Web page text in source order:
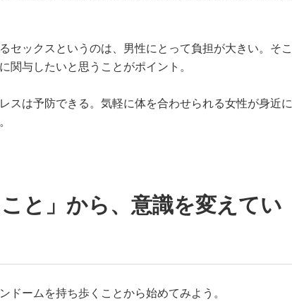
セックスというのは、男性にとって負担が大きい。そこ
関与したいと思うことがポイント。
スは予防できる。気軽に体を合わせられる女性が身近に
と」から、意識を変えてい
ドームを持ち歩くことから始めてみよう。